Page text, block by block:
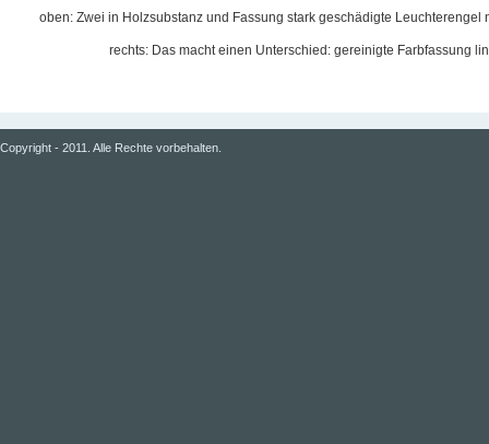
oben: Zwei in Holzsubstanz und Fassung stark geschädigte Leuchterengel
rechts: Das macht einen Unterschied: gereinigte Farbfassung
Copyright - 2011. Alle Rechte vorbehalten.